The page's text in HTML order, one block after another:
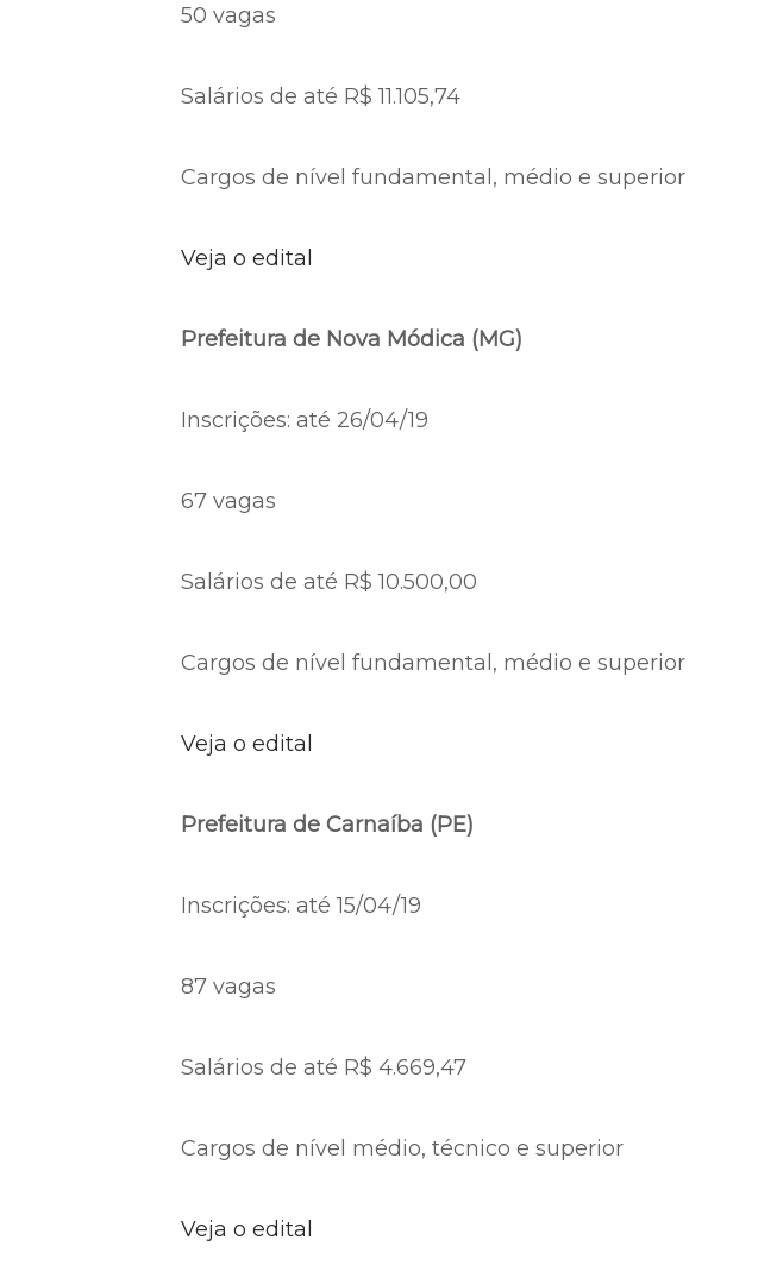
50 vagas
Salários de até R$ 11.105,74
Cargos de nível fundamental, médio e superior
Veja o edital
Prefeitura de Nova Módica (MG)
Inscrições: até 26/04/19
67 vagas
Salários de até R$ 10.500,00
Cargos de nível fundamental, médio e superior
Veja o edital
Prefeitura de Carnaíba (PE)
Inscrições: até 15/04/19
87 vagas
Salários de até R$ 4.669,47
Cargos de nível médio, técnico e superior
Veja o edital